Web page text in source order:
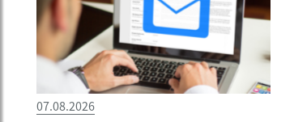
07.08.2026